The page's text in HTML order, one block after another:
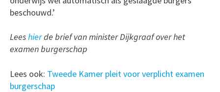
beschouwd.’
Leeshierde brief van minister Dijkgraaf over het
examen burgerschap
Lees ook: Tweede Kamer pleit voor verplicht examen
burgerschap